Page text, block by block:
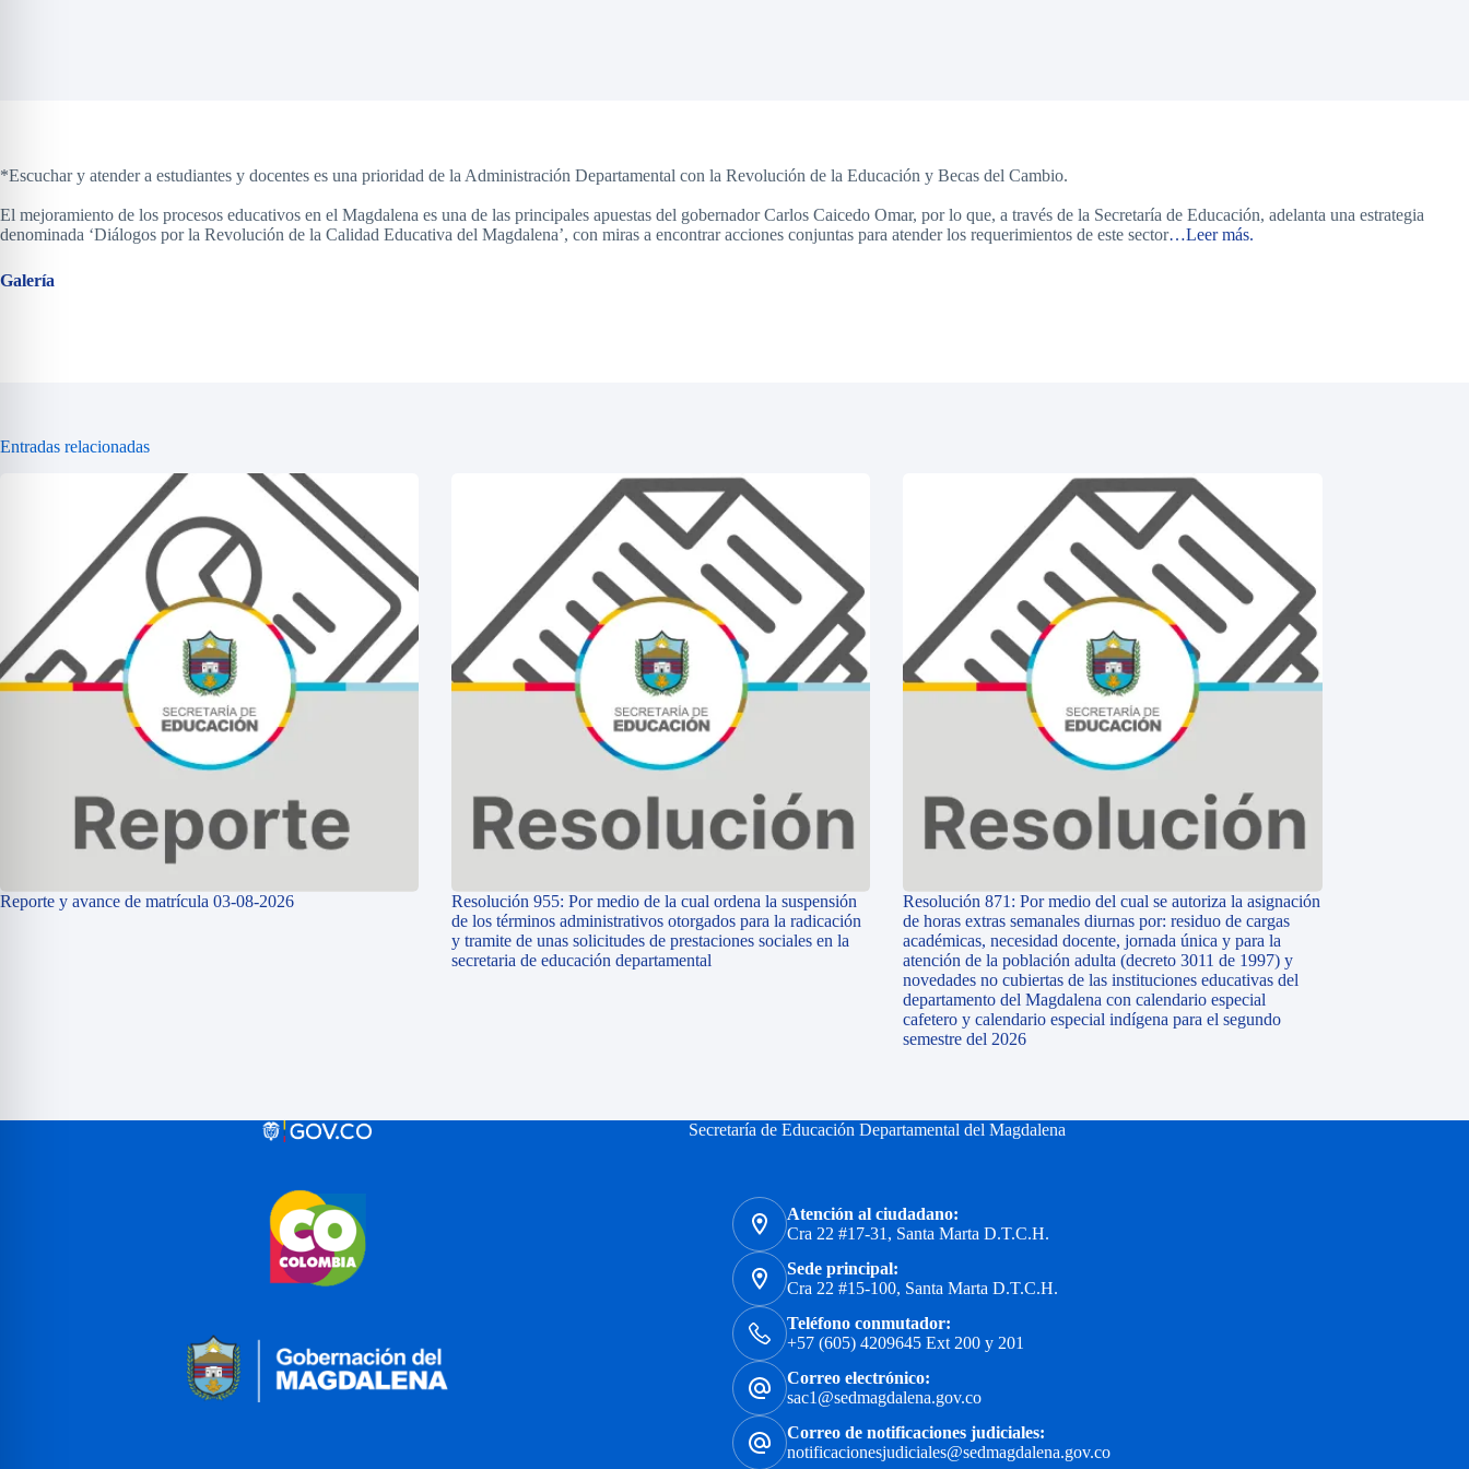
*Escuchar y atender a estudiantes y docentes es una prioridad de la Administración Departamental con la Revolución de la Educación y Becas del Cambio.
El mejoramiento de los procesos educativos en el Magdalena es una de las principales apuestas del gobernador Carlos Caicedo Omar, por lo que, a través de la Secretaría de Educación, adelanta una estrategia
denominada ‘Diálogos por la Revolución de la Calidad Educativa del Magdalena’, con miras a encontrar acciones conjuntas para atender los requerimientos de este sector…Leer más.
Galería
Entradas relacionadas
Reporte y avance de matrícula 03-08-2026
Resolución 955: Por medio de la cual ordena la suspensión
de los términos administrativos otorgados para la radicación
y tramite de unas solicitudes de prestaciones sociales en la
secretaria de educación departamental
Resolución 871: Por medio del cual se autoriza la asignación
de horas extras semanales diurnas por: residuo de cargas
académicas, necesidad docente, jornada única y para la
atención de la población adulta (decreto 3011 de 1997) y
novedades no cubiertas de las instituciones educativas del
departamento del Magdalena con calendario especial
cafetero y calendario especial indígena para el segundo
semestre del 2026
Secretaría de Educación Departamental del Magdalena
Atención al ciudadano:
Cra 22 #17-31, Santa Marta D.T.C.H.
Sede principal:
Cra 22 #15-100, Santa Marta D.T.C.H.
Teléfono conmutador:
+57 (605) 4209645 Ext 200 y 201
Correo electrónico:
sac1@sedmagdalena.gov.co
Correo de notificaciones judiciales:
notificacionesjudiciales@sedmagdalena.gov.co